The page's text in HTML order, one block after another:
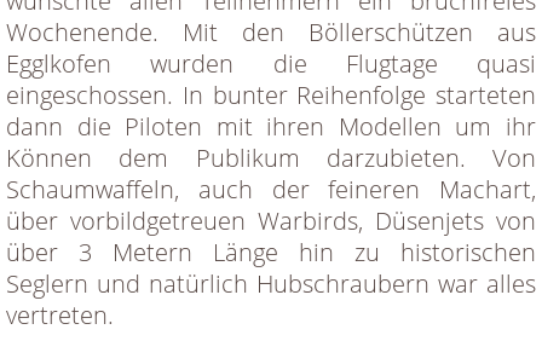
Wochenende. Mit den Böllerschützen aus
Egglkofen wurden die Flugtage quasi
eingeschossen. In bunter Reihenfolge starteten
dann die Piloten mit ihren Modellen um ihr
Können dem Publikum darzubieten. Von
Schaumwaffeln, auch der feineren Machart,
über vorbildgetreuen Warbirds, Düsenjets von
über 3 Metern Länge hin zu historischen
Seglern und natürlich Hubschraubern war alles
vertreten.